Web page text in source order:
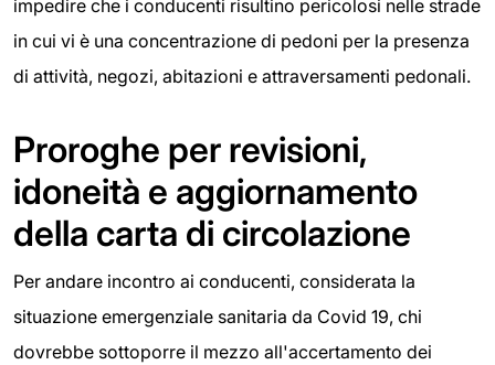
impedire che i conducenti risultino pericolosi nelle strade
in cui vi è una concentrazione di pedoni per la presenza
di attività, negozi, abitazioni e attraversamenti pedonali.
Proroghe per revisioni,
idoneità e aggiornamento
della carta di circolazione
Per andare incontro ai conducenti, considerata la
situazione emergenziale sanitaria da Covid 19, chi
dovrebbe sottoporre il mezzo all'accertamento dei